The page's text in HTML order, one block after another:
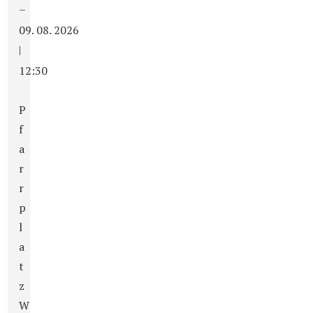
–
09. 08. 2026
|
12:30
P
f
a
r
r
p
l
a
t
z
W